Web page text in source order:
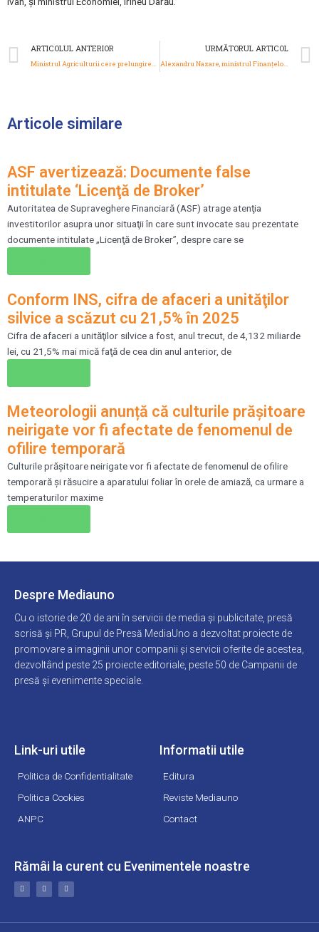
Prev
ARTICOLUL ANTERIOR
Ministrul Agriculturii cere prelungirea limitării adaosului comercial: ‘Protejează puterea de cumpărare a românilor cu venituri mici şi medii’
URMĂTORUL ARTICOL
Alexandru Nazare, ministrul Finanţelor, după publicarea în Monitorul Oficial a legii bugetului pe 2026: ‘România ţinteşte, cu precauţie, consolidarea fiscală şi stabilitatea economică’
Articole similare
ASF avertizează: Documente false
intitulate ‘Licenţă de Broker’
Autoritatea de Supraveghere Financiară (ASF) atrage atenţia
investitorilor asupra unor situaţii în care sunt invocate sau prezentate
documente intitulate „Licenţă de Broker”, despre care se
Conform INS, cifra de afaceri a unităţilor
silvice a scăzut cu 21,5% în 2025
Cifra de afaceri a unităţilor silvice a fost, anul trecut, de 4,132 miliarde
lei, cu 21,5% mai mică faţă de cea din anul anterior, de
Meteorologii anunță că culturile prăşitoare
neirigate vor fi afectate de fenomenul de
ofilire temporară
Culturile prăşitoare neirigate vor fi afectate de fenomenul de ofilire
temporară şi răsucire a aparatului foliar în orele de amiază, ca urmare a
temperaturilor maxime
Despre Mediauno
Cu o istorie de 20 de ani în servicii de media și publicitate, presă
scrisă și PR, Grupul de Presă MediaUno a dezvoltat proiecte de
promovare a imaginii unor companii și servicii oferite de acestea,
dezvoltând peste 25 proiecte editoriale, peste 50 de Campanii de
presă și evenimente speciale.
Link-uri utile
Politica de Confidentialitate
Politica Cookies
ANPC
Informatii utile
Editura
Reviste Mediauno
Contact
Rămâi la curent cu Evenimentele noastre
F
a
c
L
i
n
Y
o
u